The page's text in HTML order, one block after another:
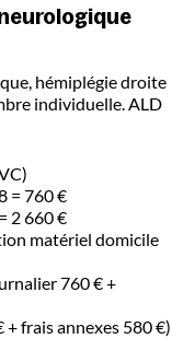
hémiplégie droite
individuelle. ALD
= 760 €
2 660 €
matériel domicile
760 € +
+ frais annexes 580 €)